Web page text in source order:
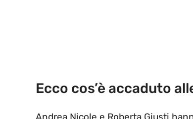
Ecco cos’è accaduto